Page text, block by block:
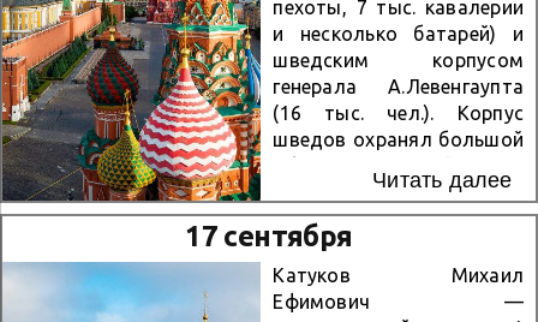
переехала в Москву.
Перед Великой
Отечественной войной
Зоя училась в 201-й
московской средней
школе. Осенью 1941 г. она
была десятиклассницей. В
октябре 1941 г., в самые
тяжелые для обороны
столицы дни, когда не
исключалась...
пехоты, 7 тыс. кавалерии
и несколько батарей) и
шведским корпусом
генерала А.Левенгаупта
(16 тыс. чел.). Корпус
шведов охранял большой
соединение с основной
армией Карла XII в районе
Стародуба. Утром 28
сентября 1708 г. русские
войска двинулись двумя
Читать далее
17 сентября
Катуков Михаил
Ефимович —